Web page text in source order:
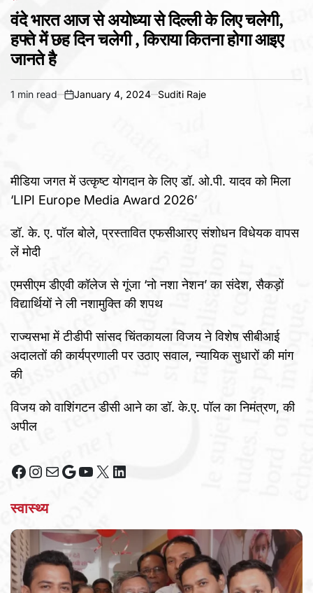
IN
वंदे भारत आज से अयोध्या से दिल्ली के लिए चलेगी,
हफ्ते में छह दिन चलेगी , किराया कितना होगा आइए
जानते है
Estimated
1 min read
on
January 4, 2024 Suditi Raje
मीडिया जगत में उत्कृष्ट योगदान के लिए डॉ. ओ.पी. यादव को मिला
‘LIPI Europe Media Award 2026’
डॉ. के. ए. पॉल बोले, प्रस्तावित एफसीआरए संशोधन विधेयक वापस
लें मोदी
एमसीएम डीएवी कॉलेज से गूंजा ‘नो नशा नेशन’ का संदेश, सैकड़ों
विद्यार्थियों ने ली नशामुक्ति की शपथ
राज्यसभा में टीडीपी सांसद चिंतकायला विजय ने विशेष सीबीआई
अदालतों की कार्यप्रणाली पर उठाए सवाल, न्यायिक सुधारों की मांग
की
विजय को वाशिंगटन डीसी आने का डॉ. के.ए. पॉल का निमंत्रण, की
अपील
Facebook
Instagram
MailGoogle
YouTube
X LinkedIn
स्वास्थ्य